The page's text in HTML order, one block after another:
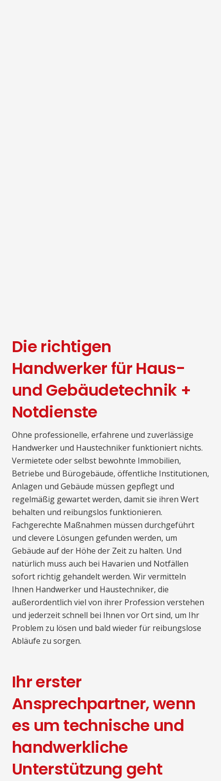
Die richtigen
Handwerker für Haus-
und Gebäudetechnik +
Notdienste
Ohne professionelle, erfahrene und zuverlässige
Handwerker und Haustechniker funktioniert nichts.
Vermietete oder selbst bewohnte Immobilien,
Betriebe und Bürogebäude, öffentliche Institutionen,
Anlagen und Gebäude müssen gepflegt und
regelmäßig gewartet werden, damit sie ihren Wert
behalten und reibungslos funktionieren.
Fachgerechte Maßnahmen müssen durchgeführt
und clevere Lösungen gefunden werden, um
Gebäude auf der Höhe der Zeit zu halten. Und
natürlich muss auch bei Havarien und Notfällen
sofort richtig gehandelt werden. Wir vermitteln
Ihnen Handwerker und Haustechniker, die
außerordentlich viel von ihrer Profession verstehen
und jederzeit schnell bei Ihnen vor Ort sind, um Ihr
Problem zu lösen und bald wieder für reibungslose
Abläufe zu sorgen.
Ihr erster
Ansprechpartner, wenn
es um technische und
handwerkliche
Unterstützung geht